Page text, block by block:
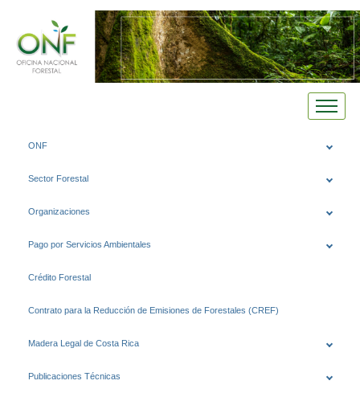
ONF
Sector Forestal
Organizaciones
Pago por Servicios Ambientales
Crédito Forestal
Contrato para la Reducción de Emisiones de Forestales (CREF)
Madera Legal de Costa Rica
Publicaciones Técnicas